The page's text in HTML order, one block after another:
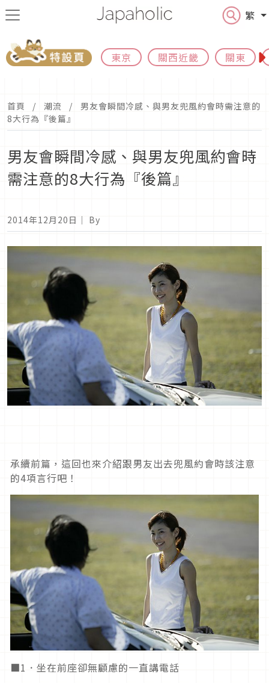
繁
東京 關西近畿 關東
首頁 潮流
男友會瞬間冷感、與男友兜風約會時需注意的
8大行為『後篇』
男友會瞬間冷感、與男友兜風約會時
需注意的8大行為『後篇』
2014年12月20日 ｜ By
承續前篇，這回也來介紹跟男友出去兜風約會時該注意
的4項言行吧！
■1．坐在前座卻無顧慮的一直講電話